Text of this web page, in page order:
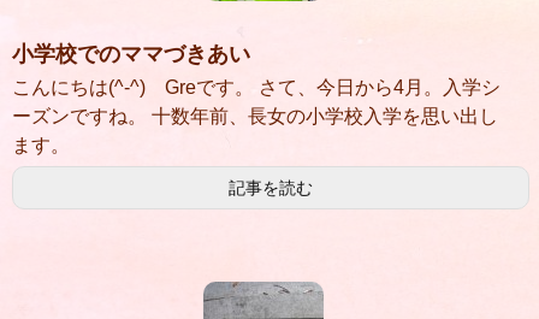
小学校でのママづきあい
こんにちは(^-^) Greです。 さて、今日から4月。入学シ
ーズンですね。 十数年前、長女の小学校入学を思い出し
ます。
記事を読む